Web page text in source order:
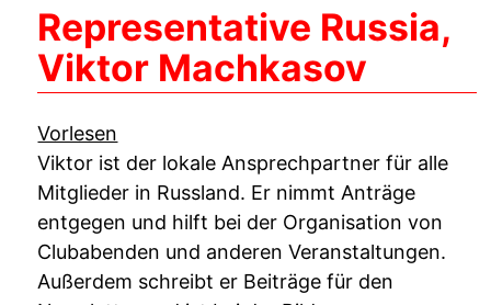
Representative Russia,
Viktor Machkasov
Vorlesen
Viktor ist der lokale Ansprechpartner für alle
Mitglieder in Russland. Er nimmt Anträge
entgegen und hilft bei der Organisation von
Clubabenden und anderen Veranstaltungen.
Außerdem schreibt er Beiträge für den